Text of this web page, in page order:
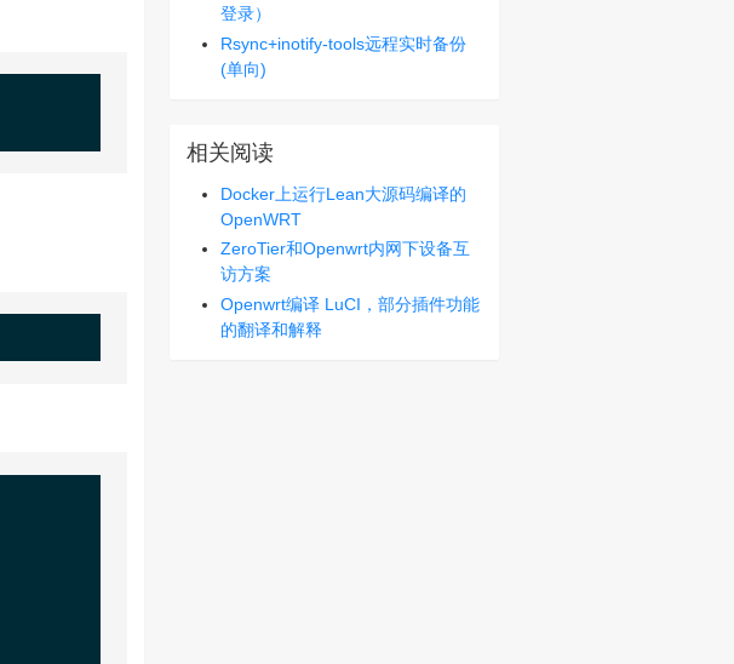
登录）
Rsync+inotify-tools远程实时备份
(单向)
相关阅读
Docker上运行Lean大源码编译的
OpenWRT
ZeroTier和Openwrt内网下设备互
访方案
Openwrt编译 LuCI，部分插件功能
的翻译和解释